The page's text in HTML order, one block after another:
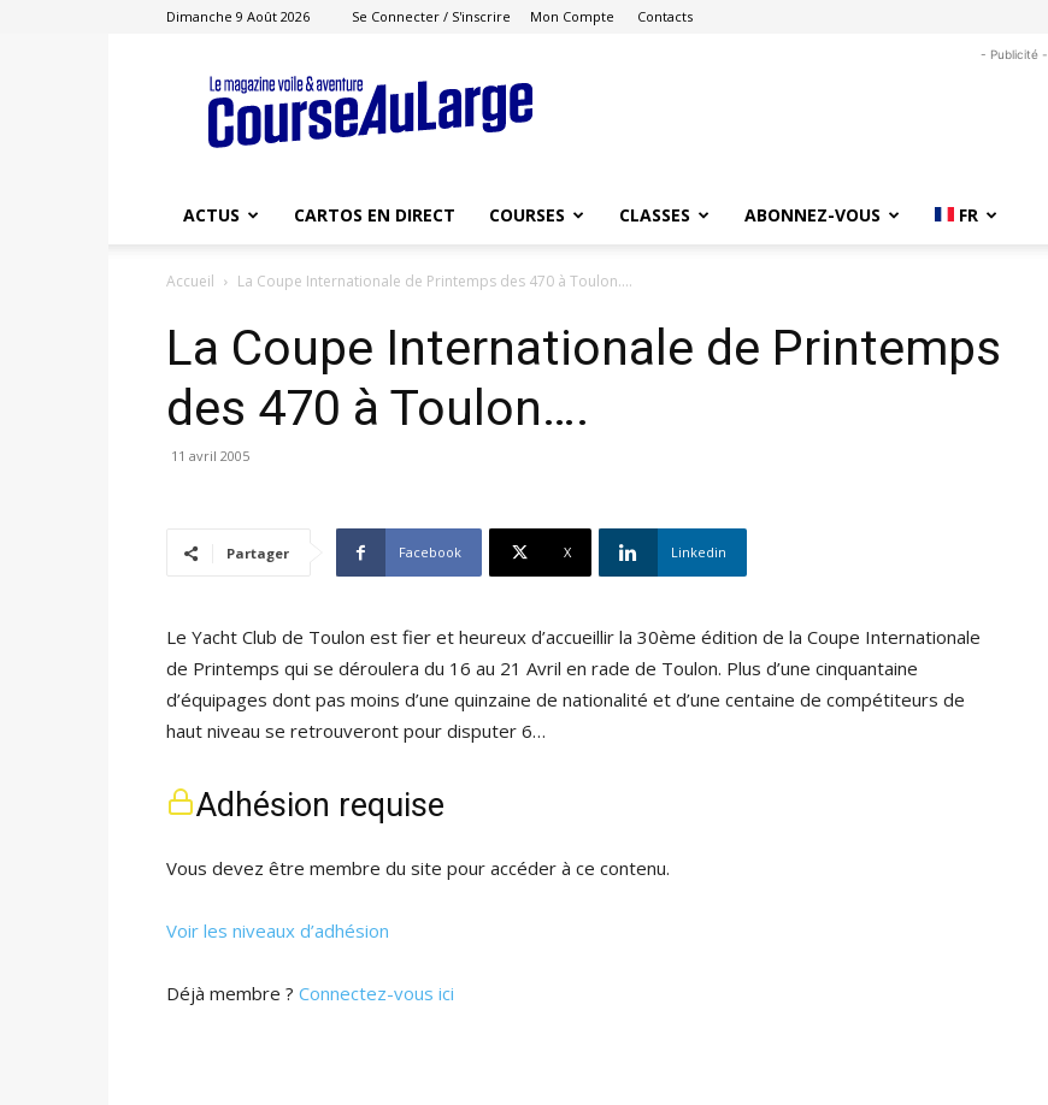
Dimanche 9 Août 2026 Se Connecter / S'inscrire Mon Compte Contacts
Course
au
Large
- Publicité -
ACTUS CARTOS EN DIRECT COURSES CLASSES ABONNEZ-VOUS FR
Accueil La Coupe Internationale de Printemps des 470 à Toulon....
La Coupe Internationale de Printemps
des 470 à Toulon….
11 avril 2005
Partager Facebook X Linkedin
Le Yacht Club de Toulon est fier et heureux d’accueillir la 30ème édition de la Coupe Internationale
de Printemps qui se déroulera du 16 au 21 Avril en rade de Toulon. Plus d’une cinquantaine
d’équipages dont pas moins d’une quinzaine de nationalité et d’une centaine de compétiteurs de
haut niveau se retrouveront pour disputer 6…
Adhésion requise
Vous devez être membre du site pour accéder à ce contenu.
Voir les niveaux d’adhésion
Déjà membre ? Connectez-vous ici